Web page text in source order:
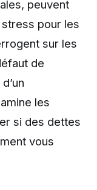
peuvent
pour les
sur les
de
les
si des dettes
vous